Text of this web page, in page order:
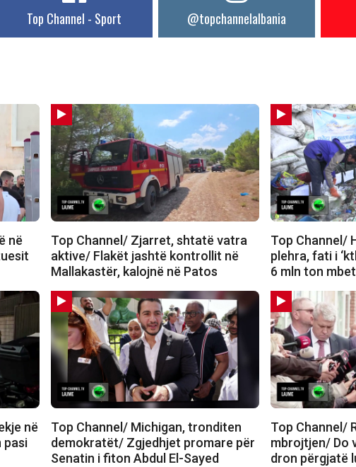
Top Channel - Sport @topchannelalbania
në
Top Channel/ Zjarret, shtatë vatra
aktive/ Flakët jashtë kontrollit në
Mallakastër, kalojnë në Patos
Top Channel/
plehra, fati i
6 mln ton
në
pasi
Top Channel/ Michigan, tronditen
demokratët/ Zgjedhjet promare për
Senatin i fiton Abdul El-Sayed
Top Channel/
mbrojtjen/ Do
dron përgjatë